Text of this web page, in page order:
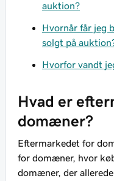
auktion?
Hvornår får jeg
solgt på
Hvorfor vandt
Hvad er
domæner?
Eftermarkedet for
for domæner, hvor
domæner, der